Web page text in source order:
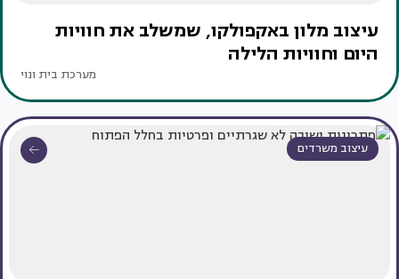
עיצוב מלון באקפולקו, שמשלב את חוויות
היום וחוויות הלילה
מערכת בית ונוי
עיצוב משרדים